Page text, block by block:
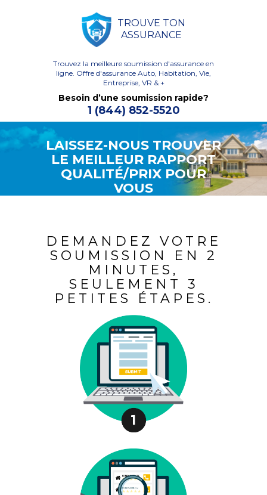
TROUVE TON
ASSURANCE
Trouvez la meilleure soumission d'assurance en
ligne. Offre d'assurance Auto, Habitation, Vie,
Entreprise, VR & +
Besoin d’une soumission rapide?
1 (844) 852-5520
LAISSEZ-NOUS TROUVER
LE MEILLEUR RAPPORT
QUALITÉ/PRIX POUR
VOUS
DEMANDEZ VOTRE
SOUMISSION EN 2
MINUTES,
SEULEMENT 3
PETITES ÉTAPES.